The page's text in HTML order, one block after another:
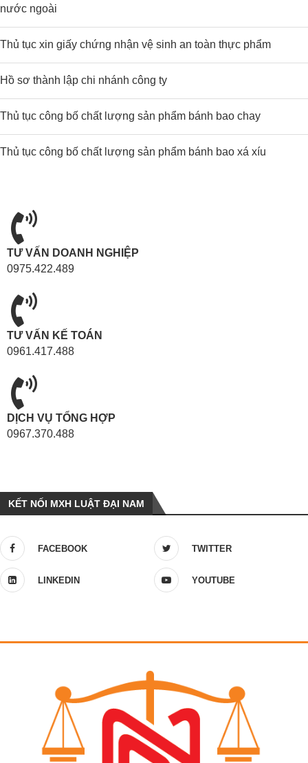
nước ngoài
Thủ tục xin giấy chứng nhận vệ sinh an toàn thực phẩm
Hồ sơ thành lập chi nhánh công ty
Thủ tục công bố chất lượng sản phẩm bánh bao chay
Thủ tục công bố chất lượng sản phẩm bánh bao xá xíu
TƯ VẤN DOANH NGHIỆP
0975.422.489
TƯ VẤN KẾ TOÁN
0961.417.488
DỊCH VỤ TỔNG HỢP
0967.370.488
KẾT NỐI MXH LUẬT ĐẠI NAM
FACEBOOK TWITTER
LINKEDIN YOUTUBE